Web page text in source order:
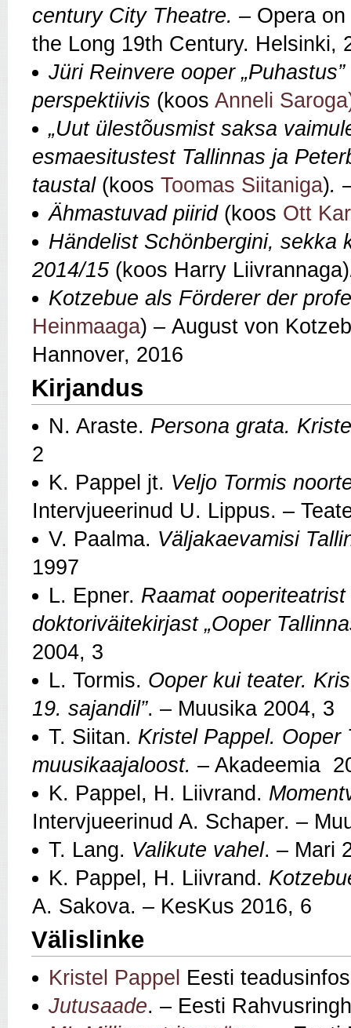
century City Theatre. – Opera
the Long 19th Century. Helsinki,
Jüri Reinvere ooper
perspektiivis (koos Anneli
„Uut ülestõusmist saksa
esmaesitustest Tallinnas ja
taustal(koos Toomas Siitaniga).
Ähmastuvad piirid (koos Ott
Händelist Schönbergini, sekka
2014/15 (koos Harry Liivrannaga)
Kotzebue als Förderer der
Heinmaaga) – August von
Hannover, 2016
Kirjandus
N. Araste. Persona grata.
2
K. Pappel jt. Veljo Tormis
Intervjueerinud U. Lippus. –
V. Paalma. Väljakaevamisi
1997
L. Epner. Raamat
doktoriväitekirjast „Ooper
2004, 3
L. Tormis. Ooper kui teater.
19. sajandil”. – Muusika 2004, 3
T. Siitan. Kristel Pappel. Ooper
muusikaajaloost. – Akadeemia
K. Pappel, H. Liivrand.
Intervjueerinud A. Schaper. –
T. Lang. Valikute vahel. – Mari
K. Pappel, H. Liivrand.
A. Sakova. – KesKus 2016, 6
Välislinke
Kristel Pappel Eesti
Jutusaade. – Eesti